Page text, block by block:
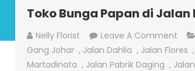
Toko Bunga Papan di
Nelly Florist Leave A CommentOn
Toko
Gang Johar , Jalan Dahlia , Jalan Flores ,
Martadinata , Jalan Pabrik Daging ,